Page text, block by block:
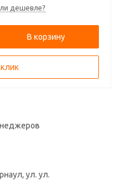
дешевле?
В корзину
ул. ул.